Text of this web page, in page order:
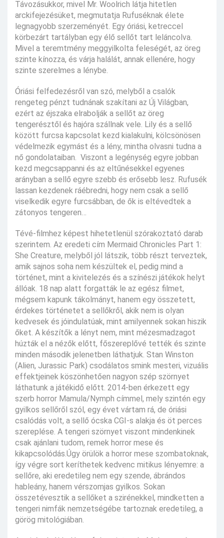
Távozásukkor, mivel Mr. Woolrich látja hitetlen
arckifejezésüket, megmutatja Rufuséknak élete
legnagyobb szerzeményét. Egy óriási, ketreccel
körbezárt tartályban egy élő sellőt tart leláncolva.
Mivel a teremtmény meggyilkolta feleségét, az öreg
szinte kínozza, és várja halálát, annak ellenére, hogy
szinte szerelmes a lénybe.
Óriási felfedezésről van szó, melyből a csalók
rengeteg pénzt tudnának szakítani az Új Világban,
ezért az éjszaka elrabolják a sellőt az öreg
tengerésztől és hajóra szállnak vele. Lily és a sellő
között furcsa kapcsolat kezd kialakulni, kölcsönösen
védelmezik egymást és a lény, mintha olvasni tudna a
nő gondolataiban. Viszont a legénység egyre jobban
kezd megcsappanni és az eltűnésekkel egyenes
arányban a sellő egyre szebb és erősebb lesz. Rufusék
lassan kezdenek ráébredni, hogy nem csak a sellő
viselkedik egyre furcsábban, de ők is eltévedtek a
zátonyos tengeren…
Tévé-filmhez képest hihetetlenül szórakoztató darab
szerintem. Az eredeti cím Mermaid Chronicles Part 1:
She Creature, melyből jól látszik, több részt terveztek,
amik sajnos soha nem készültek el, pedig mind a
történet, mint a kivitelezés és a színészi játékok helyt
állóak. 18 nap alatt forgatták le az egész filmet,
mégsem kapunk tákolmányt, hanem egy összetett,
érdekes történetet a sellőkről, akik nem is olyan
kedvesek és jóindulatúak, mint amilyennek sokan hiszik
őket. A készítők a lényt nem, mint mézesmadzagot
húzták el a nézők előtt, főszereplővé tették és szinte
minden második jelenetben láthatjuk. Stan Winston
(Alien, Jurassic Park) csodálatos smink mesteri, vizuális
effektjeinek köszönhetően nagyon szép szörnyet
láthatunk a játékidő előtt. 2014-ben érkezett egy
szerb horror Mamula/Nymph címmel, mely szintén egy
gyilkos sellőről szól, egy évet vártam rá, de óriási
csalódás volt, a sellő ócska CGI-s alakja és öt perces
szereplése. A tengeri szörnyet viszont mindenkinek
csak ajánlani tudom, remek horror mese és
kikapcsolódás.Úgy örülök a horror mese szombatoknak,
így végre sort keríthetek kedvenc mitikus lényemre: a
sellőre, aki eredetileg nem egy szende, ábrándos
hableány, hanem vérszomjas gyilkos. Sokan
összetévesztik a sellőket a szirénekkel, mindketten a
tengeri nimfák nemzetségébe tartoznak eredetileg, a
görög mitológiában.